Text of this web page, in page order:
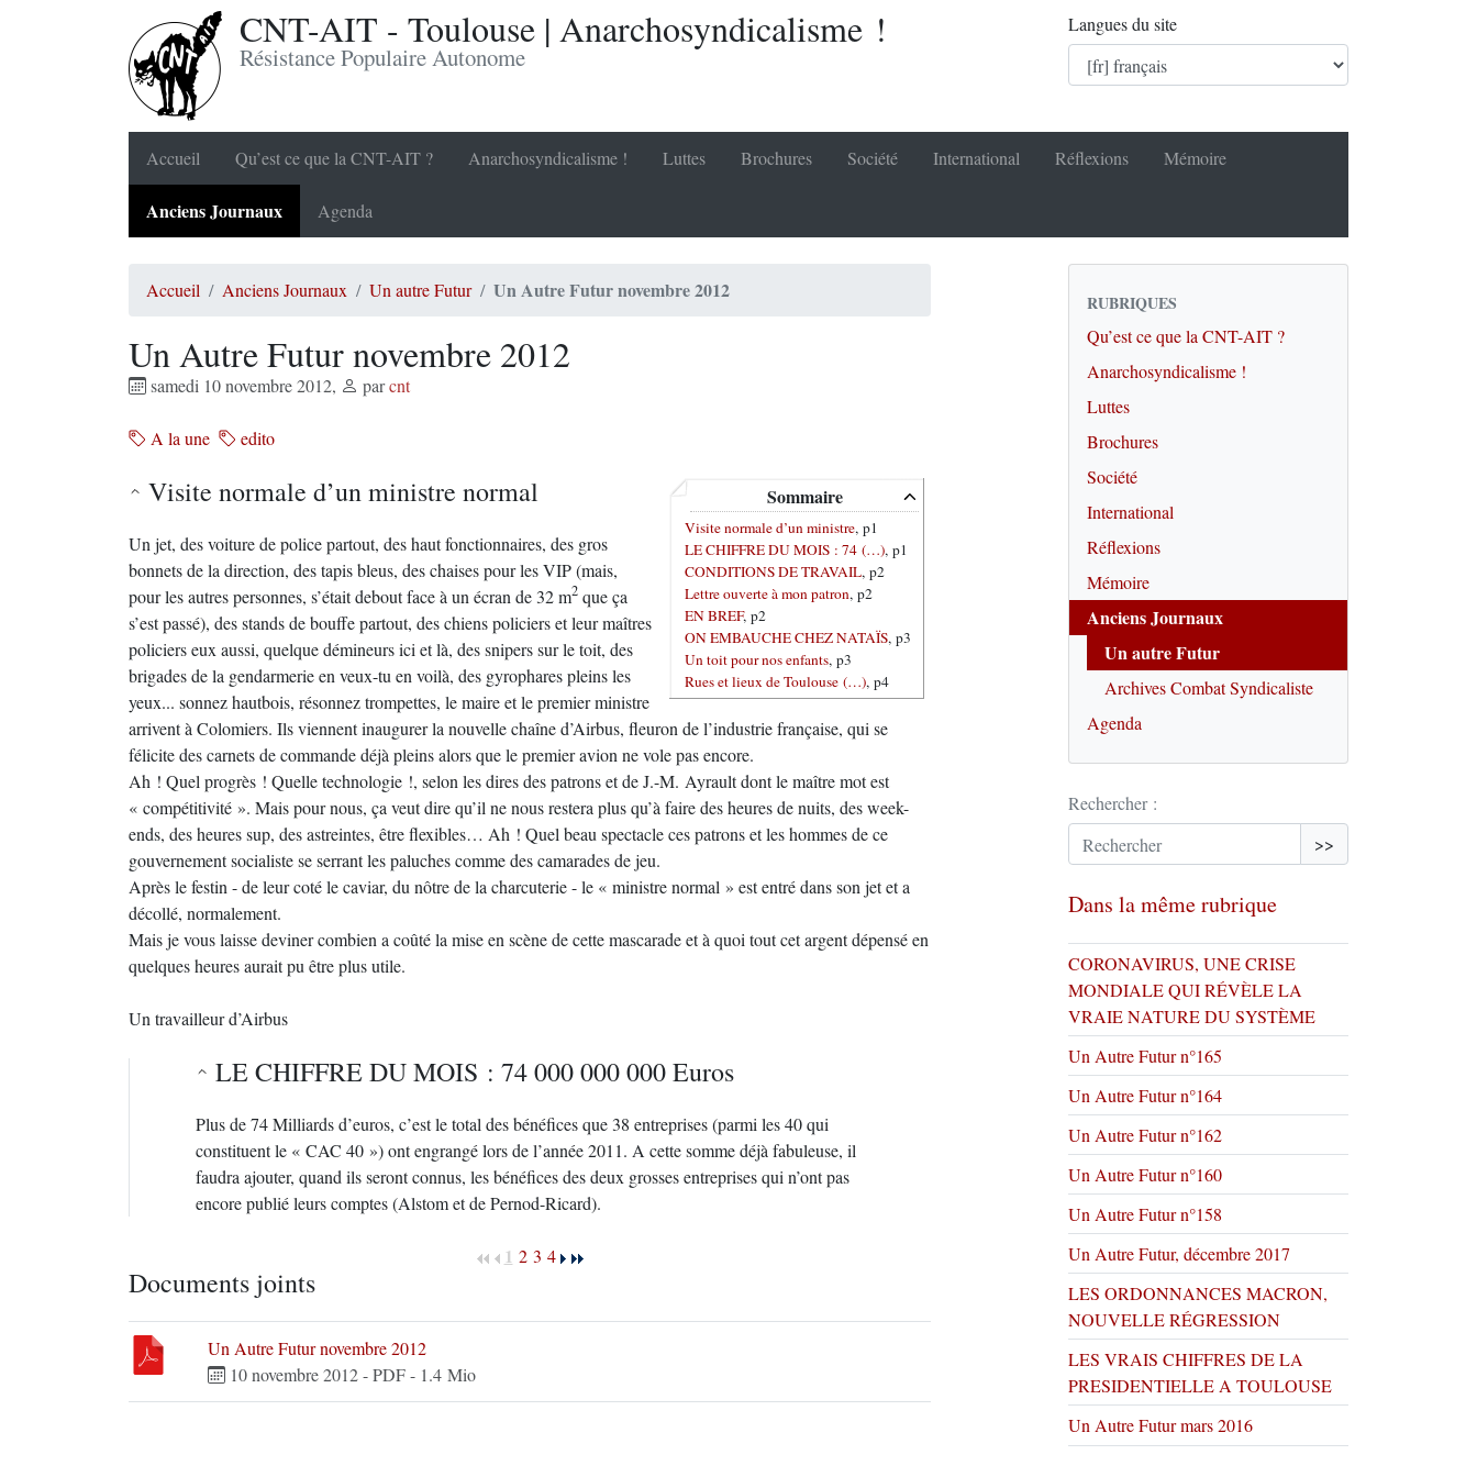
CNT-AIT - Toulouse | Anarchosyndicalisme !
Résistance Populaire Autonome
Langues du site
Accueil Qu’est ce que la CNT-AIT ? Anarchosyndicalisme ! Luttes Brochures Société International Réflexions Mémoire
Anciens Journaux Agenda
Accueil Anciens Journaux Un autre Futur Un Autre Futur novembre 2012
Un Autre Futur novembre 2012
samedi 10 novembre 2012, parcnt
A la une edito
Sommaire
Visite normale d’un ministre, p1
LE CHIFFRE DU MOIS : 74 (…), p1
CONDITIONS DE TRAVAIL, p2
Lettre ouverte à mon patron, p2
EN BREF, p2
ON EMBAUCHE CHEZ NATAÏS, p3
Un toit pour nos enfants, p3
Rues et lieux de Toulouse (…), p4
Visite normale d’un ministre normal
Un jet, des voiture de police partout, des haut fonctionnaires, des gros
bonnets de la direction, des tapis bleus, des chaises pour les VIP (mais,
pour les autres personnes, s’était debout face à un écran de 32 m2 que ça
s’est passé), des stands de bouffe partout, des chiens policiers et leur maîtres
policiers eux aussi, quelque démineurs ici et là, des snipers sur le toit, des
brigades de la gendarmerie en veux-tu en voilà, des gyrophares pleins les
yeux... sonnez hautbois, résonnez trompettes, le maire et le premier ministre
arrivent à Colomiers. Ils viennent inaugurer la nouvelle chaîne d’Airbus, fleuron de l’industrie française, qui se
félicite des carnets de commande déjà pleins alors que le premier avion ne vole pas encore.
Ah ! Quel progrès ! Quelle technologie !, selon les dires des patrons et de J.-M. Ayrault dont le maître mot est
« compétitivité ». Mais pour nous, ça veut dire qu’il ne nous restera plus qu’à faire des heures de nuits, des week-
ends, des heures sup, des astreintes, être flexibles… Ah ! Quel beau spectacle ces patrons et les hommes de ce
gouvernement socialiste se serrant les paluches comme des camarades de jeu.
Après le festin - de leur coté le caviar, du nôtre de la charcuterie - le « ministre normal » est entré dans son jet et a
décollé, normalement.
Mais je vous laisse deviner combien a coûté la mise en scène de cette mascarade et à quoi tout cet argent dépensé en
quelques heures aurait pu être plus utile.
Un travailleur d’Airbus
LE CHIFFRE DU MOIS : 74 000 000 000 Euros
Plus de 74 Milliards d’euros, c’est le total des bénéfices que 38 entreprises (parmi les 40 qui
constituent le « CAC 40 ») ont engrangé lors de l’année 2011. A cette somme déjà fabuleuse, il
faudra ajouter, quand ils seront connus, les bénéfices des deux grosses entreprises qui n’ont pas
encore publié leurs comptes (Alstom et de Pernod-Ricard).
1 2 3 4
Documents joints
Un Autre Futur novembre 2012
10 novembre 2012-PDF- 1.4 Mio
RUBRIQUES
Qu’est ce que la CNT-AIT ?
Anarchosyndicalisme !
Luttes
Brochures
Société
International
Réflexions
Mémoire
Anciens Journaux
Un autre Futur
Archives Combat Syndicaliste
Agenda
Rechercher :
>>
Dans la même rubrique
CORONAVIRUS, UNE CRISE
MONDIALE QUI RÉVÈLE LA
VRAIE NATURE DU SYSTÈME
Un Autre Futur n°165
Un Autre Futur n°164
Un Autre Futur n°162
Un Autre Futur n°160
Un Autre Futur n°158
Un Autre Futur, décembre 2017
LES ORDONNANCES MACRON,
NOUVELLE RÉGRESSION
LES VRAIS CHIFFRES DE LA
PRESIDENTIELLE A TOULOUSE
Un Autre Futur mars 2016